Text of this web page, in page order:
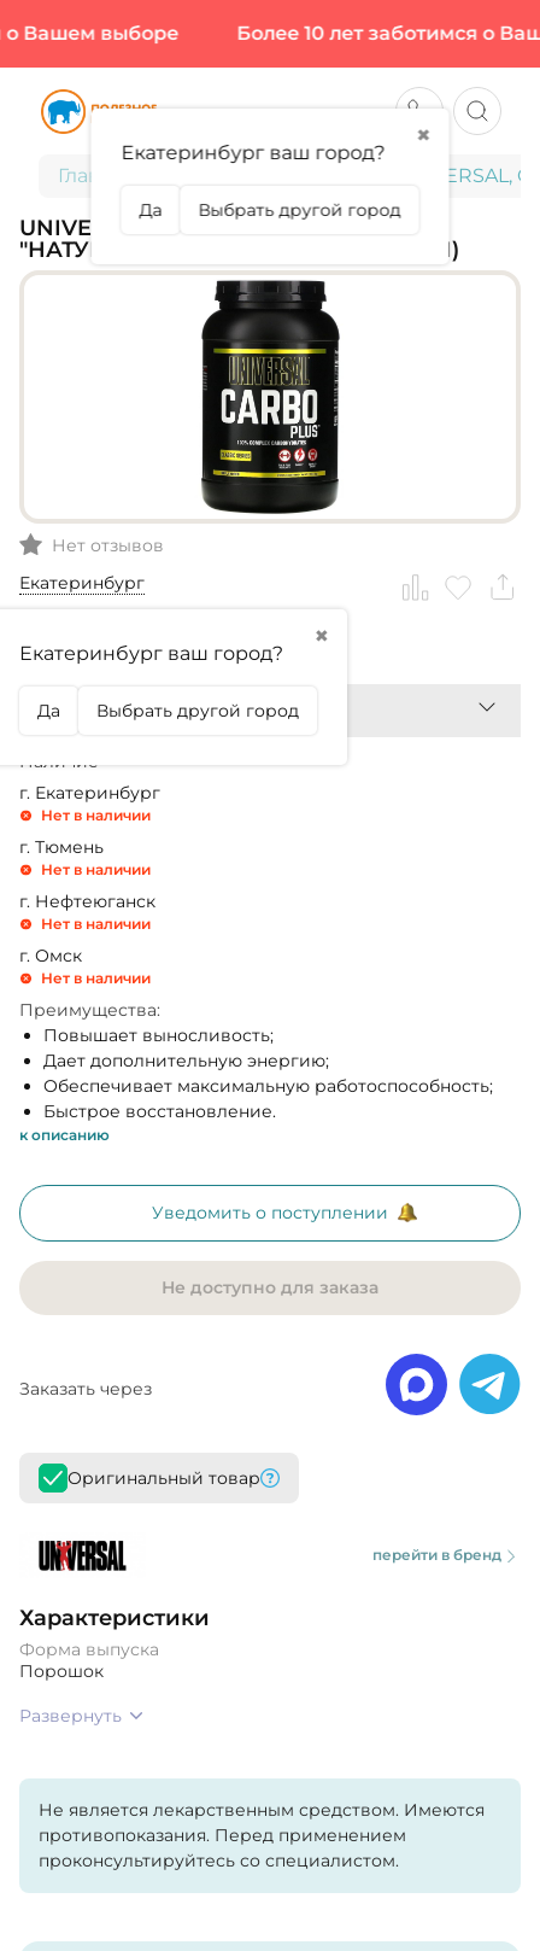
Вашем выборе Более 10 лет заботимся о
Главная UNIVERSAL,
UNIVERSAL, CARBO PLUS, ВКУС
"НАТУРАЛЬНЫЙ", 1000 Г (55 ПОРЦИЙ)
Нет отзывов
Екатеринбург
✖
Екатеринбург ваш город?
Да Выбрать другой город
3 980,99₽
Наличие
г. Екатеринбург
Нет в наличии
г. Тюмень
Нет в наличии
г. Нефтеюганск
Нет в наличии
г. Омск
Нет в наличии
Преимущества:
Повышает выносливость;
Дает дополнительную энергию;
Обеспечивает максимальную работоспособность;
Быстрое восстановление.
к описанию
Уведомить о поступлении
Не доступно для заказа
Заказать через
Оригинальный товар
перейти в бренд
Характеристики
Форма выпуска
Порошок
Развернуть
Не является лекарственным средством. Имеются
противопоказания. Перед применением
проконсультируйтесь со специалистом.
✖
Екатеринбург ваш город?
Да Выбрать другой город